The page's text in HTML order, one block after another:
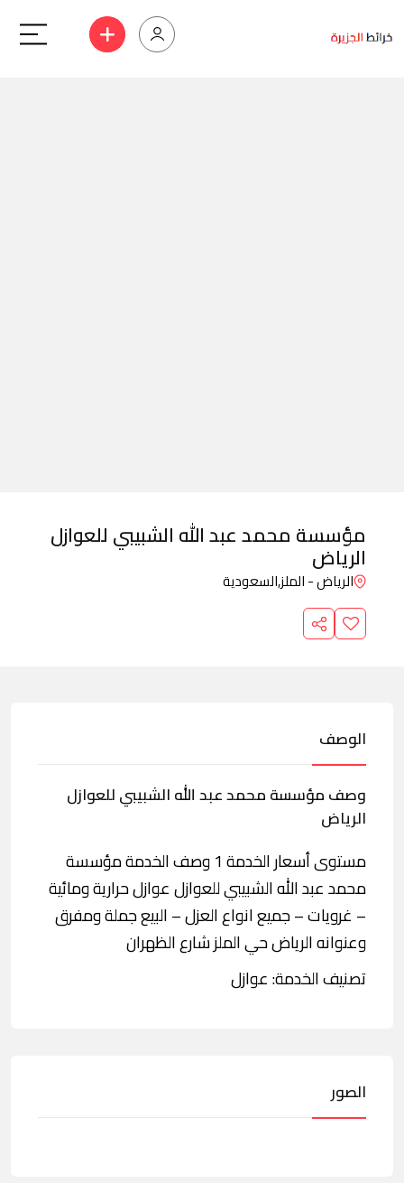
مؤسسة محمد عبد الله الشبيبي للعوازل
الرياض
الرياض - الملز,السعودية
الوصف
وصف مؤسسة محمد عبد الله الشبيبي للعوازل
الرياض
مستوى أسعار الخدمة 1 وصف الخدمة مؤسسة
محمد عبد الله الشبيبي للعوازل عوازل حرارية ومائية
– غرويات – جميع انواع العزل – البيع جملة ومفرق
وعنوانه الرياض حي الملز شارع الظهران
تصنيف الخدمة: عوازل
الصور